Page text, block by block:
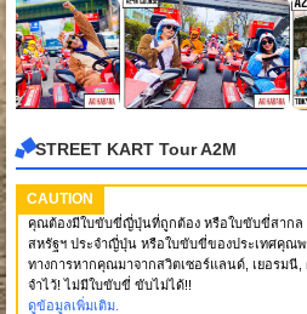
STREET KART Tour A2M
CAUTION
คุณต้องมีใบขับขี่ญี่ปุ่นที่ถูกต้อง หรือใบขับขี่สากล
สหรัฐฯ ประจำญี่ปุ่น หรือใบขับขี่ของประเทศคุณ
ทางการหากคุณมาจากสวิตเซอร์แลนด์, เยอรมนี,
จำไว้! ไม่มีใบขับขี่ ขับไม่ได้!!
ดูข้อมูลเพิ่มเติม.